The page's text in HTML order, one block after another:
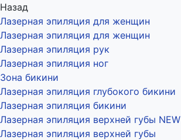
Назад
Лазерная эпиляция для женщин
Лазерная эпиляция для женщин
Лазерная эпиляция рук
Лазерная эпиляция ног
Зона бикини
Лазерная эпиляция глубокого бикини
Лазерная эпиляция бикини
Лазерная эпиляция верхней губы NEW
Лазерная эпиляция верхней губы